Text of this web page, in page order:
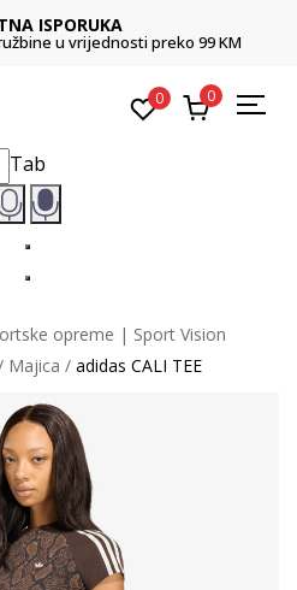
ISPORUKA
u vrijednosti preko 99 KM
0 0
Tab
opreme | Sport Vision
Majica adidas CALI TEE